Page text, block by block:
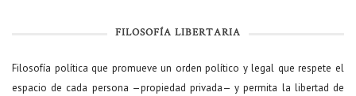
FILOSOFÍA LIBERTARIA
Filosofía política que promueve un orden político y legal que respete el
espacio de cada persona —propiedad privada— y permita la libertad de